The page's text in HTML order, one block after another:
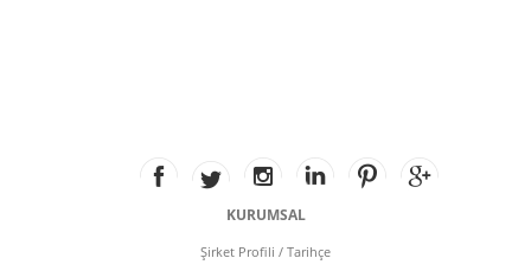
KURUMSAL
Şirket Profili / Tarihçe